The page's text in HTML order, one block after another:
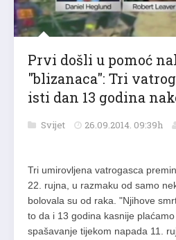
Prvi došli u pomoć
"blizanaca": Tri
isti dan 13 godina
Svijet 26.09.2014. 09:39h
Tri umirovljena vatrogasca
22. rujna, u razmaku od samo
bolovala su od raka. "Njihove
to da i 13 godina kasnije
spašavanje tijekom napada 11.